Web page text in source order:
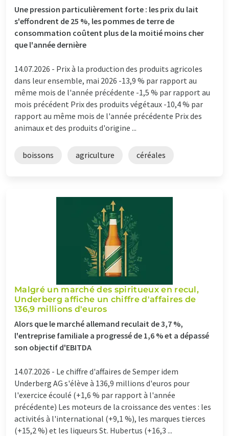
Une pression particulièrement forte : les prix du lait
s'effondrent de 25 %, les pommes de terre de
consommation coûtent plus de la moitié moins cher
que l'année dernière
14.07.2026 - Prix à la production des produits agricoles
dans leur ensemble, mai 2026 -13,9 % par rapport au
même mois de l'année précédente -1,5 % par rapport au
mois précédent Prix des produits végétaux -10,4 % par
rapport au même mois de l'année précédente Prix des
animaux et des produits d'origine ...
boissons agriculture céréales
Malgré un marché des spiritueux en recul,
Underberg affiche un chiffre d'affaires de
136,9 millions d'euros
Alors que le marché allemand reculait de 3,7 %,
l'entreprise familiale a progressé de 1,6 % et a dépassé
son objectif d'EBITDA
14.07.2026 - Le chiffre d'affaires de Semper idem
Underberg AG s'élève à 136,9 millions d'euros pour
l'exercice écoulé (+1,6 % par rapport à l'année
précédente) Les moteurs de la croissance des ventes : les
activités à l'international (+9,1 %), les marques tierces
(+15,2 %) et les liqueurs St. Hubertus (+16,3 ...